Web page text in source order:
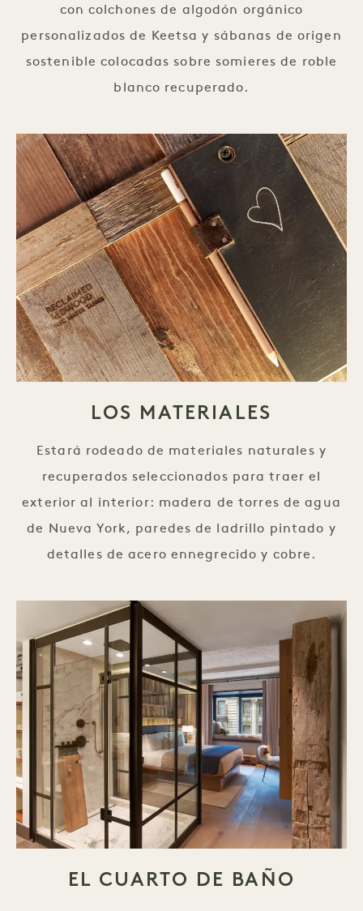
con colchones de algodón orgánico
personalizados de Keetsa y sábanas de origen
sostenible colocadas sobre somieres de roble
blanco recuperado.
LOS MATERIALES
Estará rodeado de materiales naturales y
recuperados seleccionados para traer el
exterior al interior: madera de torres de agua
de Nueva York, paredes de ladrillo pintado y
detalles de acero ennegrecido y cobre.
EL CUARTO DE BAÑO